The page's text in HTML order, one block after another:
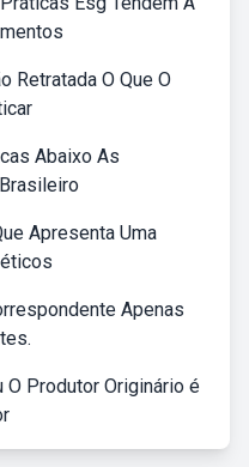
Retratada O Que O
Abaixo As
Apresenta Uma
Apenas
O Produtor Originário é